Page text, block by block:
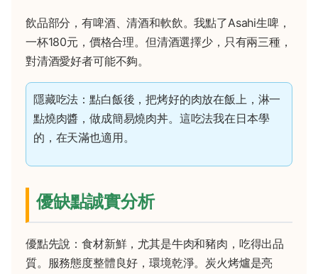
飲品部分，有啤酒、清酒和軟飲。我點了Asahi生啤，
一杯180元，價格合理。但清酒選擇少，只有兩三種，
對清酒愛好者可能不夠。
隱藏吃法：點白飯後，把烤好的肉放在飯上，淋一
點燒肉醬，做成簡易燒肉丼。這吃法我在日本學
的，在天滿也適用。
優缺點誠實分析
優點先說：食材新鮮，尤其是牛肉和豬肉，吃得出品
質。服務態度整體良好，環境乾淨。炭火烤爐是亮